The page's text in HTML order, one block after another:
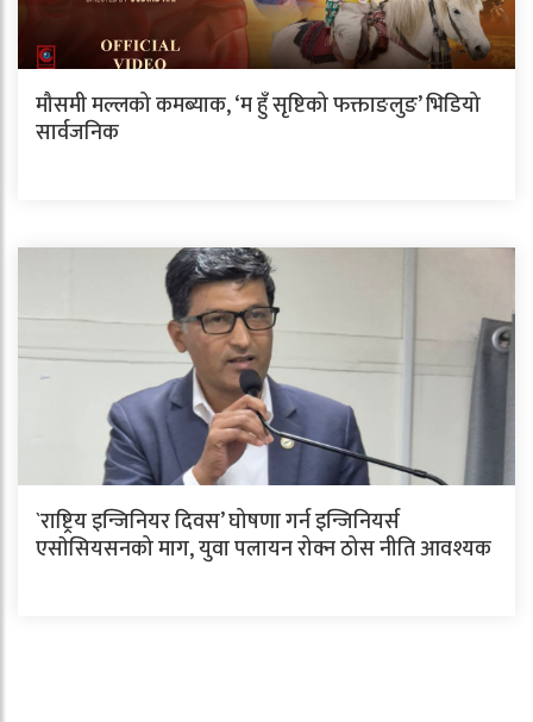
मौसमी मल्लको कमब्याक, ‘म हुँ सृष्टिको फक्ताङलुङ’ भिडियो
सार्वजनिक
`राष्ट्रिय इन्जिनियर दिवस’ घोषणा गर्न इन्जिनियर्स
एसाेसियसनको माग, युवा पलायन रोक्न ठोस नीति आवश्यक